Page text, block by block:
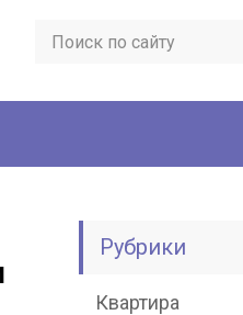
Рубрики
Квартира